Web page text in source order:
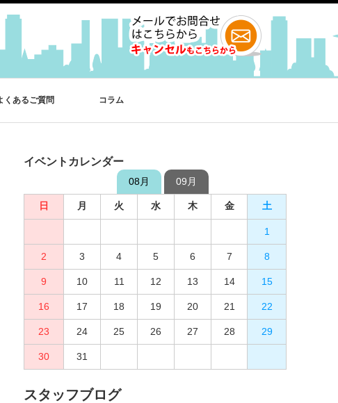
くあるご質問 コラム
イベントカレンダー
08月 09月
日 月 火 水 木 金 土
1
2 3 4 5 6 7 8
9 10 11 12 13 14 15
16 17 18 19 20 21 22
23 24 25 26 27 28 29
30 31
日 月 火 水 木 金 土
5
6 7 8 9 10 11 12
13 14 15 16 17 18 19
20 21 22 23 24 25 26
27 28 29 30
スタッフブログ